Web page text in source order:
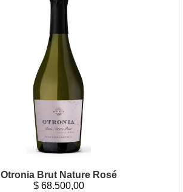
Otronia Brut Nature Rosé
$ 68.500,00